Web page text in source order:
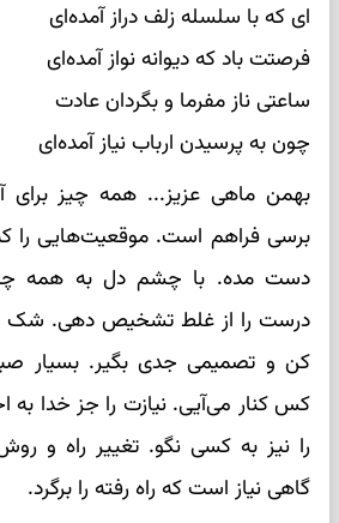
ای که با سلسله زلف دراز آمده‌ای
فرصتت باد که دیوانه نواز آمده‌ای
ساعتی ناز مفرما و بگردان عادت
چون به پرسیدن ارباب نیاز آمده‌ای
بهمن ماهی عزیز... همه چیز برای
برسی فراهم است. موقعیت‌هایی را
دست مده. با چشم دل به همه
درست را از غلط تشخیص دهی. شک و
کن و تصمیمی جدی بگیر. بسیار
کس کنار می‌آیی. نیازت را جز خدا به
را نیز به کسی نگو. تغییر راه و
گاهی نیاز است که راه رفته را برگرد.